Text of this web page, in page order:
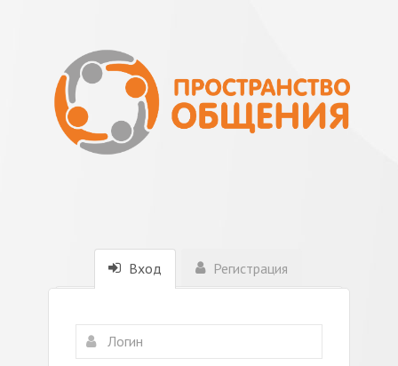
Вход Регистрация